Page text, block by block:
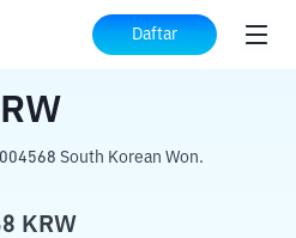
Daftar
KRW
South Korean Won.
KRW